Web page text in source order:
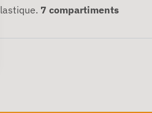
7 compartiments